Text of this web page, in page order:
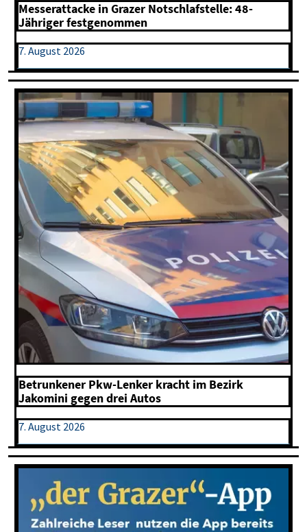
Messerattacke in Grazer Notschlafstelle: 48-
Jähriger festgenommen
7. August 2026
Betrunkener Pkw-Lenker kracht im Bezirk
Jakomini gegen drei Autos
7. August 2026